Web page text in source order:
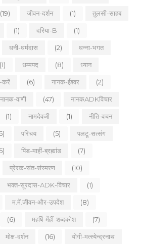
(19) जीवन-दर्शन (1) तुलसी-साहब
(1) दरिया-B (1)
धनी-धर्मदास (2) धन्ना-भगत
(1) धम्मपद (8) ध्यान
करें (6) नानक-ईश्वर (2)
नानक-वाणी (47) नानकADKविचार
(1) नामदेवजी (1) नीति-वचन
परिचय (5) पलटू-सत्संग
पिंड-माहीं-ब्रह्मांड (7)
प्रेरक-संत-संस्मरण (10)
भक्त-सूरदास-ADK-विचार (1)
म.में.जीवन-और-उपदेश (8)
(6) महर्षि-मेंहीं-शब्दकोश (7)
मोक्ष-दर्शन (16) योगी-मत्स्येन्द्रनाथ